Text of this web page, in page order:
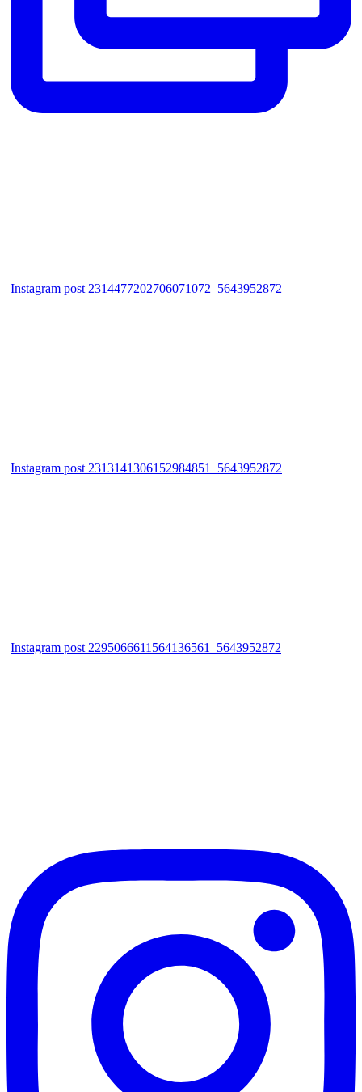
Instagram post 2314477202706071072_5643952872
Instagram post 2313141306152984851_5643952872
Instagram post 2295066611564136561_5643952872